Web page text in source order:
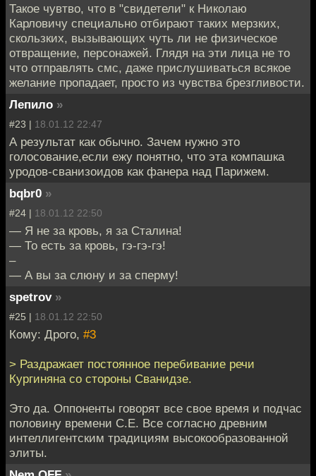
Такое чувтво, что в "свидетели" к Николаю
Карловичу специально отбирают таких мерзких,
скользких, вызывающих чуть ли не физическое
отвращение, персонажей. Глядя на эти лица не то
что отправлять смс, даже прислушиваться всякое
желание пропадает, просто из чувства брезгливости.
Лепило »
#23 | 18.01.12 22:47
А результат как обычно. Зачем нужно это
голосование,если ежу понятно, что эта компашка
уродов-сванизоидов как фанера над Парижем.
bqbr0 »
#24 | 18.01.12 22:50
— Я не за кровь, я за Сталина!
— То есть за кровь, гэ-гэ-гэ!
–
— А вы за слюну и за сперму!
spetrov »
#25 | 18.01.12 22:50
Кому: Дрого, #3
> Раздражает постоянное перебивание речи
Кургиняна со стороны Сванидзе.
Это да. Оппоненты говорят все свое время и подчас
половину времени С.Е. Все согласно древним
интеллигентским традициям высокообразованной
элиты.